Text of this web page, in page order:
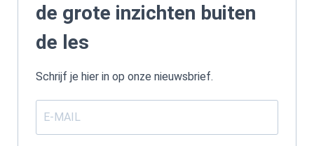
de grote inzichten buiten
de les
Schrijf je hier in op onze nieuwsbrief.